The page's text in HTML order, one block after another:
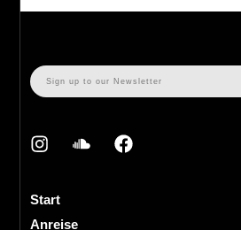
Start
Anreise